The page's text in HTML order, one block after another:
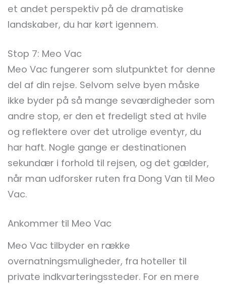
et andet perspektiv på de dramatiske
landskaber, du har kørt igennem.
Stop 7: Meo Vac
Meo Vac fungerer som slutpunktet for denne
del af din rejse. Selvom selve byen måske
ikke byder på så mange seværdigheder som
andre stop, er den et fredeligt sted at hvile
og reflektere over det utrolige eventyr, du
har haft. Nogle gange er destinationen
sekundær i forhold til rejsen, og det gælder,
når man udforsker ruten fra Dong Van til Meo
Vac.
Ankommer til Meo Vac
Meo Vac tilbyder en række
overnatningsmuligheder, fra hoteller til
private indkvarteringssteder. For en mere